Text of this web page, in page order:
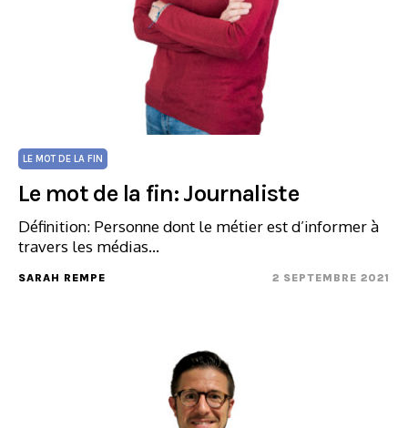
LE MOT DE LA FIN
Le mot de la fin: Journaliste
Définition: Personne dont le métier est d’informer à
travers les médias…
SARAH REMPE 2 SEPTEMBRE 2021